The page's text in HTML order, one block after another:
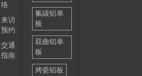
络
来访
预约
交通
指南
氟碳铝单
板
双曲铝单
板
烤瓷铝板